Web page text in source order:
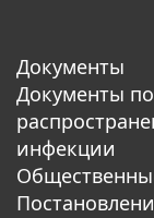
Документы
Документы
инфекции